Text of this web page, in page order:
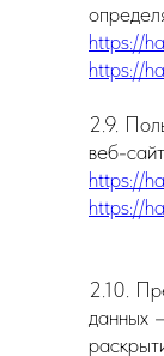
https://
https://
2.9.
веб-
https://
https://
2.10.
данных